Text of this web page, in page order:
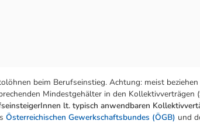
beim Berufseinstieg. Achtung: meist
Mindestgehälter in den Kollektivverträgen
lt. typisch anwendbaren
Österreichischen Gewerkschaftsbundes (ÖGB) und